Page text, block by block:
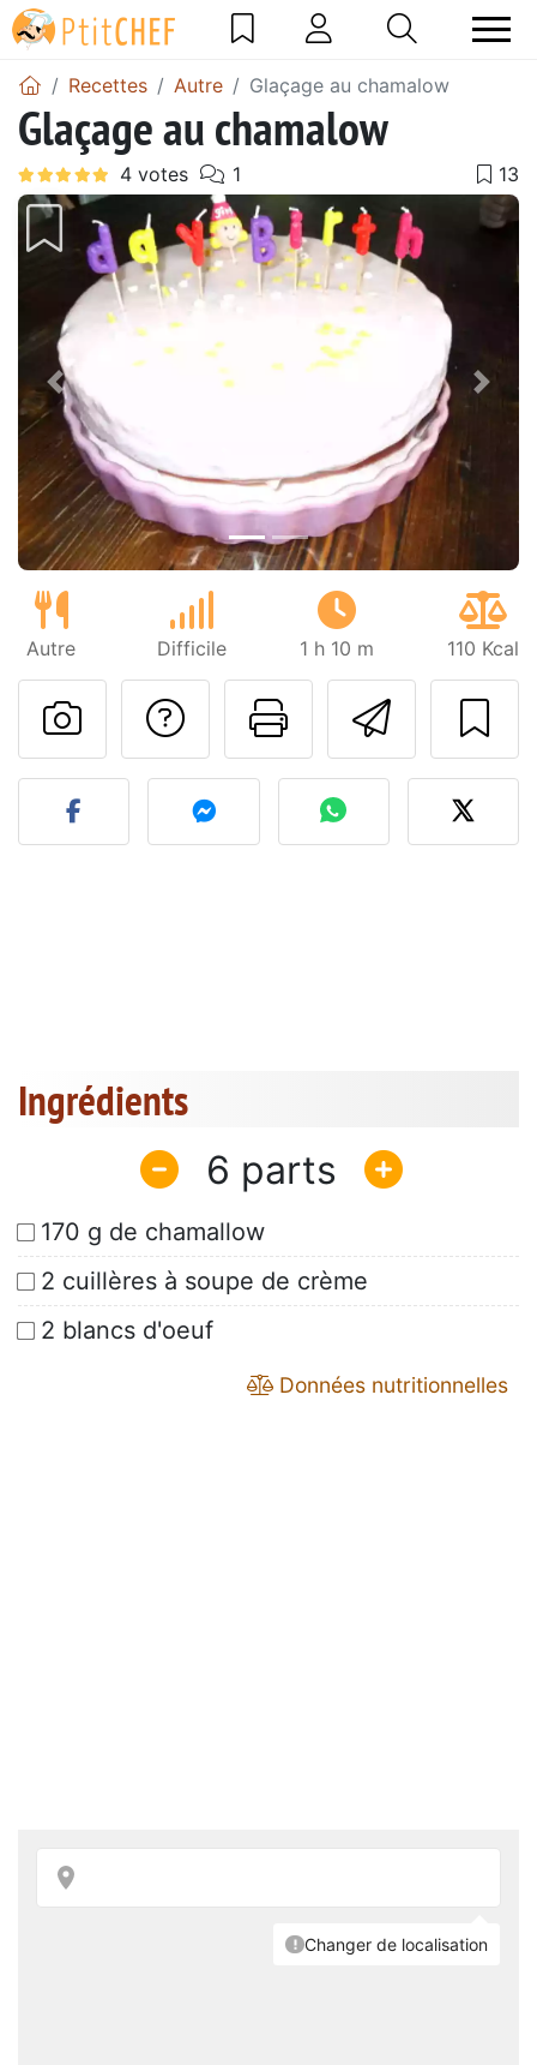
Recettes Autre Glaçage au chamalow
Glaçage au chamalow
Précédent
Autre Difficile 1 h 10 m 110 Kcal
Imprimer
Poser une
Publier votre photo de
Ingrédients
6
170 g de chamallow
2 cuillères à soupe de crème
2 blancs d'oeuf
Données nutritionnelles